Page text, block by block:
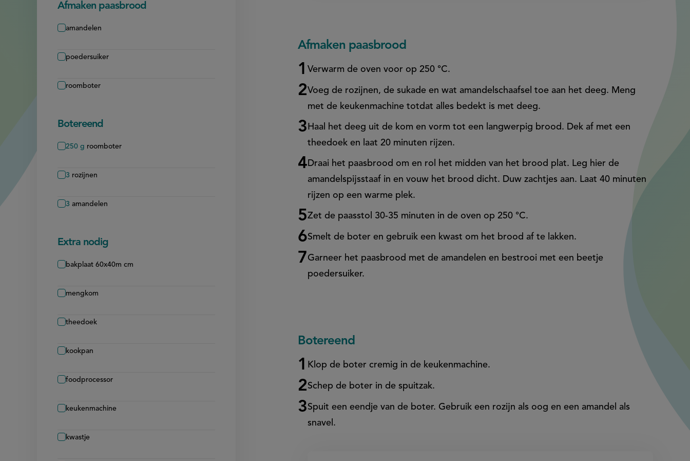
Afmaken paasbrood
amandelen
poedersuiker
roomboter
Botereend
250 g roomboter
3 rozijnen
3 amandelen
Extra nodig
bakplaat 60x40m cm
mengkom
theedoek
kookpan
foodprocessor
keukenmachine
kwastje
Afmaken paasbrood
Verwarm de oven voor op 250 °C.
Voeg de rozijnen, de sukade en wat amandelschaafsel toe aan het deeg. Meng
met de keukenmachine totdat alles bedekt is met deeg.
Haal het deeg uit de kom en vorm tot een langwerpig brood. Dek af met een
theedoek en laat 20 minuten rijzen.
Draai het paasbrood om en rol het midden van het brood plat. Leg hier de
amandelspijsstaaf in en vouw het brood dicht. Duw zachtjes aan. Laat 40 minuten
rijzen op een warme plek.
Zet de paasstol 30-35 minuten in de oven op 250 °C.
Smelt de boter en gebruik een kwast om het brood af te lakken.
Garneer het paasbrood met de amandelen en bestrooi met een beetje
poedersuiker.
Botereend
Klop de boter cremig in de keukenmachine.
Schep de boter in de spuitzak.
Spuit een eendje van de boter. Gebruik een rozijn als oog en een amandel als
snavel.